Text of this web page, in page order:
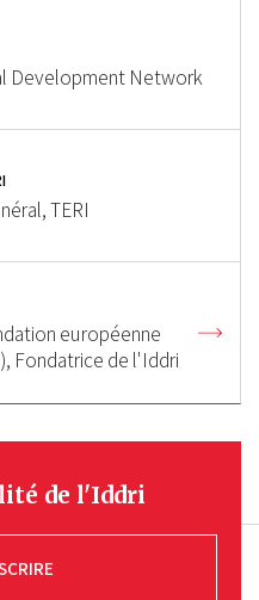
Development Network
TERI
européenne
Fondatrice de l'Iddri
de l'Iddri